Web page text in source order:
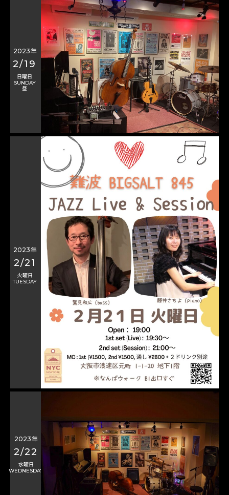
2023年
2/19
日曜日
SUNDAY
昼
2023年
2/21
火曜日
TUESDAY
2023年
2/22
水曜日
WEDNESDAY